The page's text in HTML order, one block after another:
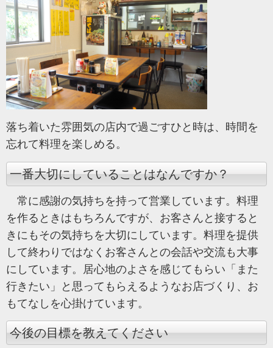
落ち着いた雰囲気の店内で過ごすひと時は、時間を
忘れて料理を楽しめる。
一番大切にしていることはなんですか？
常に感謝の気持ちを持って営業しています。料理
を作るときはもちろんですが、お客さんと接すると
きにもその気持ちを大切にしています。料理を提供
して終わりではなくお客さんとの会話や交流も大事
にしています。居心地のよさを感じてもらい「また
行きたい」と思ってもらえるようなお店づくり、お
もてなしを心掛けています。
今後の目標を教えてください